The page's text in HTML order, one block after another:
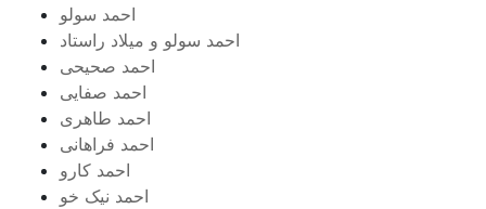
احمد سولو
احمد سولو و میلاد راستاد
احمد صحیحی
احمد صفایی
احمد طاهری
احمد فراهانی
احمد کارو
احمد نیک خو